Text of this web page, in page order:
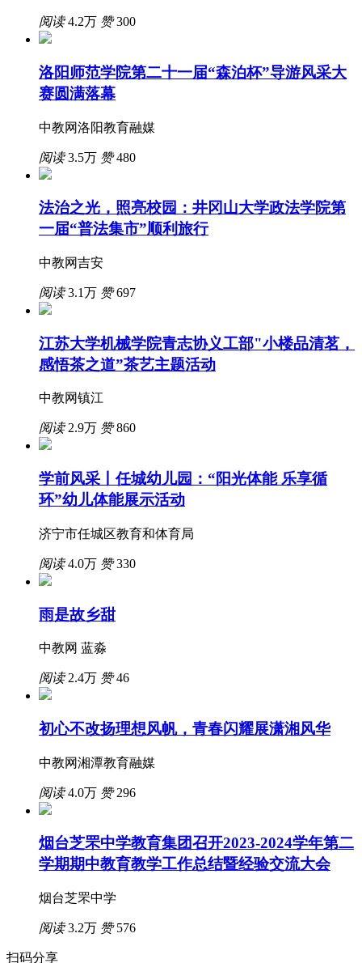
阅读4.2万 赞300
洛阳师范学院第二十一届“森泊杯”导游风采大
赛圆满落幕
中教网洛阳教育融媒
阅读3.5万 赞480
法治之光，照亮校园：井冈山大学政法学院第
一届“普法集市”顺利旅行
中教网吉安
阅读3.1万 赞697
江苏大学机械学院青志协义工部"小楼品清茗，
感悟茶之道”茶艺主题活动
中教网镇江
阅读2.9万 赞860
学前风采丨任城幼儿园：“阳光体能 乐享循
环”幼儿体能展示活动
济宁市任城区教育和体育局
阅读4.0万 赞330
雨是故乡甜
中教网 蓝淼
阅读2.4万 赞46
初心不改扬理想风帆，青春闪耀展潇湘风华
中教网湘潭教育融媒
阅读4.0万 赞296
烟台芝罘中学教育集团召开2023-2024学年第二
学期期中教育教学工作总结暨经验交流大会
烟台芝罘中学
阅读3.2万 赞576
扫码分享